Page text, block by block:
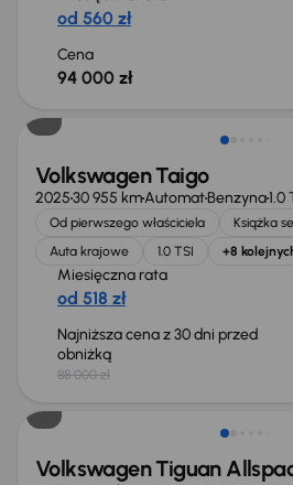
od 560 zł
Cena
94 000 zł
Volkswagen Taigo
202530 955 kmAutomatBenzyna1.0
Od pierwszego właściciela
Książka
Auta krajowe
1.0 TSI +8
Miesięczna rata
od 518 zł
Najniższa cena z 30 dni przed
obniżką
88 000 zł
Taniej o 1 500 zł
Volkswagen Tiguan